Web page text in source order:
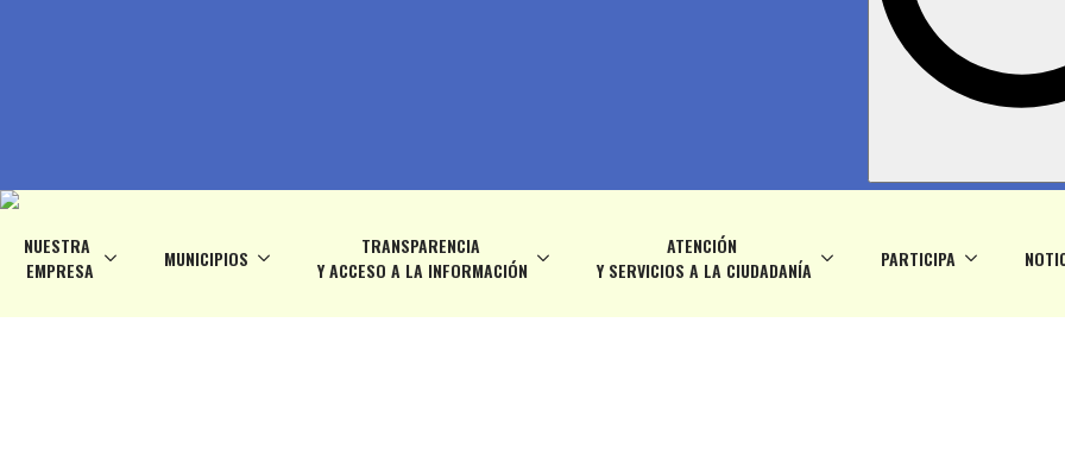
NUESTRA
EMPRESA
MUNICIPIOS
TRANSPARENCIA
Y ACCESO A LA INFORMACIÓN
ATENCIÓN
Y SERVICIOS A LA CIUDADANÍA
PARTICIPA